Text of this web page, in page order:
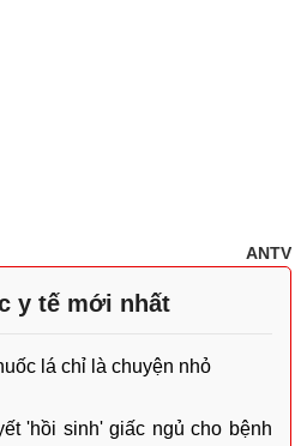
ANTV
y tế mới nhất
lá chỉ là chuyện nhỏ
'hồi sinh' giấc ngủ cho bệnh